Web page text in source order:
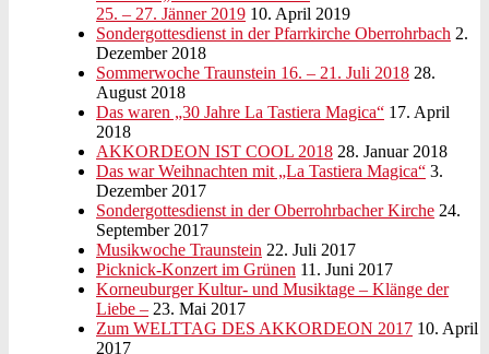
25. – 27. Jänner 2019 10. April 2019
Sondergottesdienst in der Pfarrkirche Oberrohrbach 2.
Dezember 2018
Sommerwoche Traunstein 16. – 21. Juli 2018 28.
August 2018
Das waren „30 Jahre La Tastiera Magica“ 17. April
2018
AKKORDEON IST COOL 2018 28. Januar 2018
Das war Weihnachten mit „La Tastiera Magica“ 3.
Dezember 2017
Sondergottesdienst in der Oberrohrbacher Kirche 24.
September 2017
Musikwoche Traunstein 22. Juli 2017
Picknick-Konzert im Grünen 11. Juni 2017
Korneuburger Kultur- und Musiktage – Klänge der
Liebe – 23. Mai 2017
Zum WELTTAG DES AKKORDEON 2017 10. April
2017